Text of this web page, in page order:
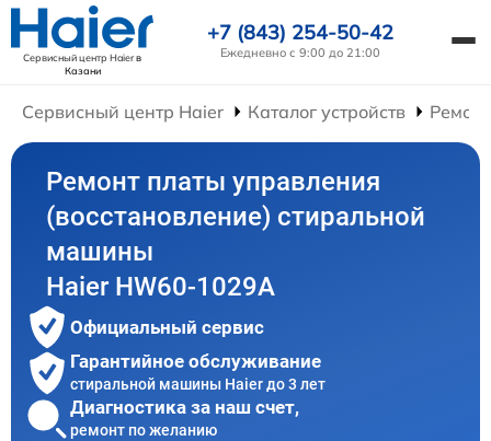
Сервисный центр Haierв
Казани
+7 (843) 254-50-42
Ежедневно с 9:00 до 21:00
Сервисный центр Haier Каталог устройств
Ремонт платы управления
(восстановление) стиральной
машины
Haier HW60-1029A
Официальный сервис
Гарантийное обслуживание
стиральной машины Haier до 3 лет
Диагностика за наш счет,
ремонт по желанию